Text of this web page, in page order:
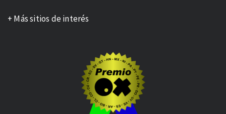
+ Más sitios de interés